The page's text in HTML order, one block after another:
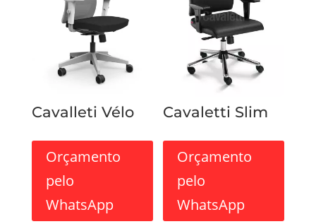
Cavalleti Vélo
Orçamento
pelo
WhatsApp
Cavaletti Slim
Orçamento
pelo
WhatsApp